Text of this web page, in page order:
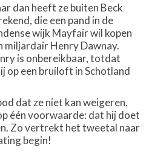
dan heeft ze buiten Beck
die een pand in de
wijk Mayfair wil kopen
miljardair Henry Dawnay.
is onbereikbaar, totdat
op een bruiloft in Schotland
dat ze niet kan weigeren,
één voorwaarde: dat hij doet
Zo vertrekt het tweetal naar
begin!